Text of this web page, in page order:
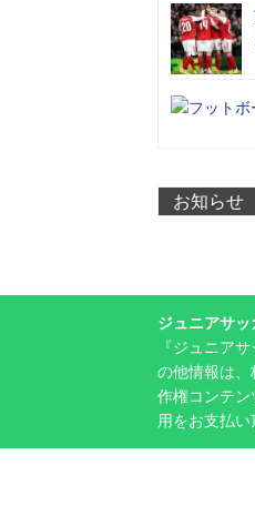
お知らせ
ジュニアサ
『ジュニア
の他情報は
作権コンテ
用をお支払い